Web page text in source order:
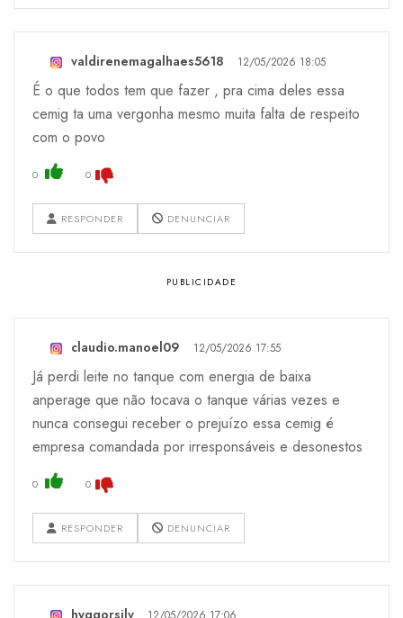
valdirenemagalhaes5618 12/05/2026 18:05
É o que todos tem que fazer , pra cima deles essa
cemig ta uma vergonha mesmo muita falta de respeito
com o povo
0 0
RESPONDER DENUNCIAR
claudio.manoel09 12/05/2026 17:55
Já perdi leite no tanque com energia de baixa
anperage que não tocava o tanque várias vezes e
nunca consegui receber o prejuízo essa cemig é
empresa comandada por irresponsáveis e desonestos
0 0
RESPONDER DENUNCIAR